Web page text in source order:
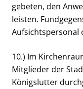
gebeten, den
leisten.
Aufsichtspersonal
10.) Im
Mitglieder der
Königslutter